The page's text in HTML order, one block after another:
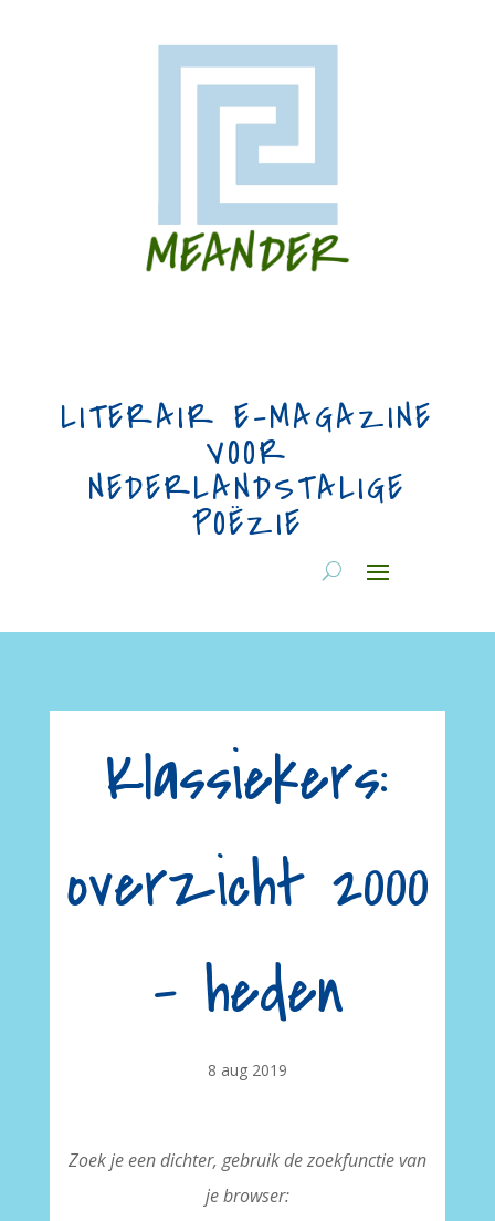
LITERAIR E-MAGAZINE
VOOR
NEDERLANDSTALIGE
POËZIE
Klassiekers:
overzicht 2000
– heden
8 aug 2019
Zoek je een dichter, gebruik de zoekfunctie van
je browser: